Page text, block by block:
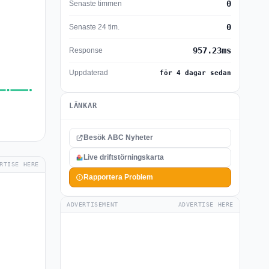
HERE
Senaste timmen 0
Senaste 24 tim. 0
Response 957.23ms
Uppdaterad för 4 dagar sedan
LÄNKAR
Besök ABC Nyheter
Live driftstörningskarta
Rapportera Problem
ADVERTISEMENT ADVERTISE HERE